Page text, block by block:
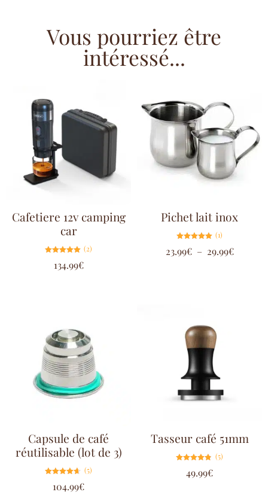
Vous pourriez être
intéressé...
Cafetiere 12v camping
car
5.00
sur 5
(2)
134.99€
Pichet lait inox
5.00
sur 5
(1)
23.99€ – 29.99€
Capsule de café
réutilisable (lot de 3)
4.60
sur 5
(5)
104.99€
Tasseur café 51mm
4.80
sur 5
(5)
49.99€